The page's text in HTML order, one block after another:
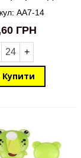
AA7-14
AA7-14
ГРН
+
Купити